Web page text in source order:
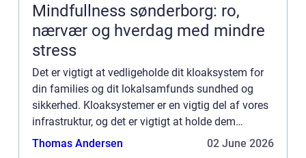
Mindfullness sønderborg: ro,
nærvær og hverdag med mindre
stress
Det er vigtigt at vedligeholde dit kloaksystem for
din families og dit lokalsamfunds sundhed og
sikkerhed. Kloaksystemer er en vigtig del af vores
infrastruktur, og det er vigtigt at holde dem
velfungerende. Et korrekt fungerende kloaksystem
Thomas Andersen 02 June 2026